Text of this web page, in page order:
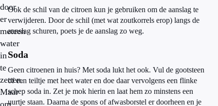
door
er
meteen
water
in
te
zetten.
Maar
om
Ook de schil van de citroen kun je gebruiken om de aanslag te
verwijderen. Door de schil (met wat zoutkorrels erop) langs de
aanslag schuren, poets je de aanslag zo weg.
Soda
Geen citroenen in huis? Met soda lukt het ook. Vul de gootsteen
of een teiltje met heet water en doe daar vervolgens een flinke
schep soda in. Zet je mok hierin en laat hem zo minstens een
uurtje staan. Daarna de spons of afwasborstel er doorheen en je